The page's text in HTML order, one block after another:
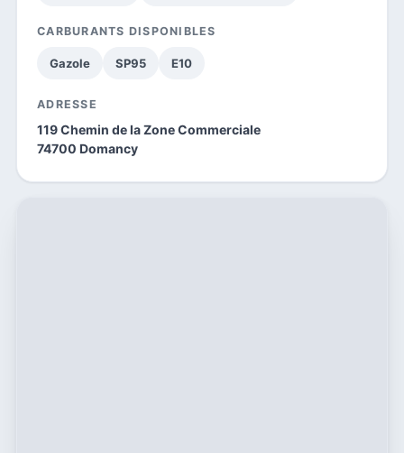
CARBURANTS DISPONIBLES
Gazole SP95 E10
ADRESSE
119 Chemin de la Zone Commerciale
74700 Domancy